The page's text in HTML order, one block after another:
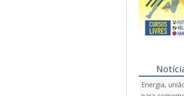
Energia,